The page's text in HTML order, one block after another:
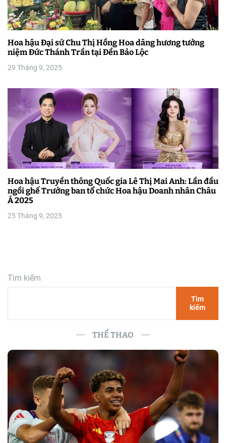
Hoa hậu Đại sứ Chu Thị Hồng Hoa dâng hương tưởng
niệm Đức Thánh Trần tại Đền Bảo Lộc
29 Tháng 9, 2025
Hoa hậu Truyền thông Quốc gia Lê Thị Mai Anh: Lần đầu
ngồi ghế Trưởng ban tổ chức Hoa hậu Doanh nhân Châu
Á 2025
25 Tháng 9, 2025
Tìm kiếm
Tìm
kiếm
THỂ THAO